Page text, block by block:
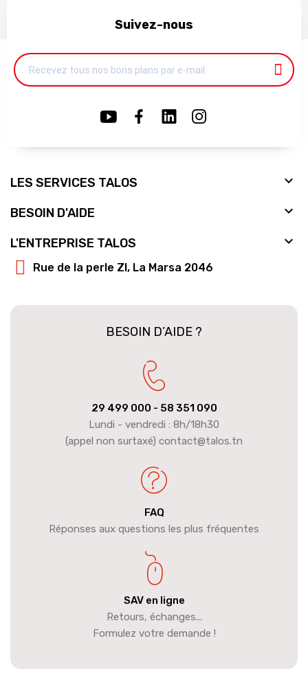
Suivez-nous
LES SERVICES TALOS 
BESOIN D'AIDE 
L'ENTREPRISE TALOS 
Rue de la perle ZI, La Marsa 2046
BESOIN D’AIDE ?
29 499 000 - 58 351 090
Lundi - vendredi : 8h/18h30
(appel non surtaxé) contact@talos.tn
FAQ
Réponses aux questions les plus fréquentes
SAV en ligne
Retours, échanges...
Formulez votre demande !